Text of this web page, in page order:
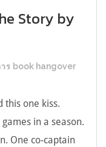
Story by
ร book hangover
this one kiss.
in a season.
One co-captain